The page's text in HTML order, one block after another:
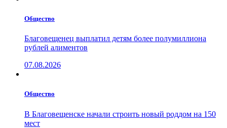
Общество
Благовещенец выплатил детям более полумиллиона
рублей алиментов
07.08.2026
Общество
В Благовещенске начали строить новый роддом на 150
мест